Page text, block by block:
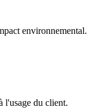
environnemental.
l'usage du client.